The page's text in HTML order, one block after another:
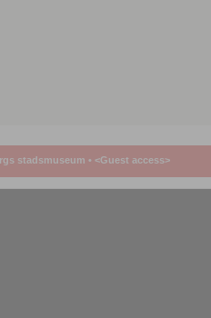
stadsmuseum • <Guest access>